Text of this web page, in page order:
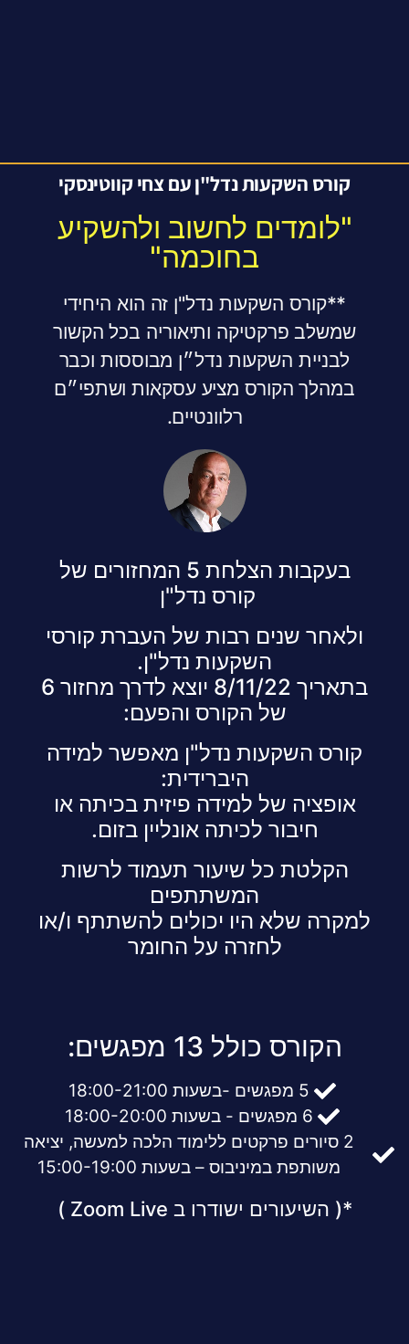
קורס השקעות נדל"ן עם צחי קווטינסקי
"לומדים לחשוב ולהשקיע
בחוכמה"
**קורס השקעות נדל"ן זה הוא היחידי
שמשלב פרקטיקה ותיאוריה בכל הקשור
לבניית השקעות נדל״ן מבוססות וכבר
במהלך הקורס מציע עסקאות ושתפי״ם
רלוונטיים.
בעקבות הצלחת 5 המחזורים של
קורס נדל"ן
ולאחר שנים רבות של העברת קורסי
השקעות נדל"ן.
בתאריך 8/11/22 יוצא לדרך מחזור 6
של הקורס והפעם:
קורס השקעות נדל"ן מאפשר למידה
היברידית:
אופציה של למידה פיזית בכיתה או
חיבור לכיתה אונליין בזום.
הקלטת כל שיעור תעמוד לרשות
המשתתפים
למקרה שלא היו יכולים להשתתף ו/או
לחזרה על החומר
הקורס כולל 13 מפגשים:
5 מפגשים -בשעות 18:00-21:00
6 מפגשים - בשעות 18:00-20:00
2 סיורים פרקטים ללימוד הלכה למעשה, יציאה
משותפת במיניבוס – בשעות 15:00-19:00
*( השיעורים ישודרו ב Zoom Live )